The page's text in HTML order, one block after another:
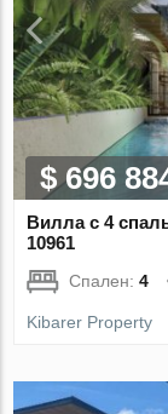
$ 696
Вилла с 4
10961
Спален:4
Kibarer Property